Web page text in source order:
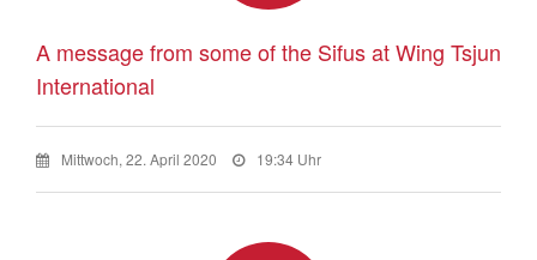
A message from some of the Sifus at Wing Tsjun
International
Mittwoch, 22. April 2020 19:34 Uhr